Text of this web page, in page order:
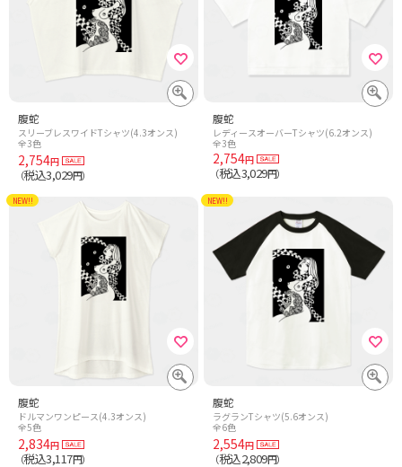
腹蛇
スリーブレスワイドTシャツ(4.3オンス)
全3色
2,754円
（税込3,029円）
腹蛇
レディースオーバーTシャツ(6.2オンス)
全3色
2,754円
（税込3,029円）
腹蛇
ドルマンワンピース(4.3オンス)
全5色
2,834円
（税込3,117円）
NEW!!
腹蛇
ラグランTシャツ(5.6オンス)
全6色
2,554円
（税込2,809円）
NEW!!